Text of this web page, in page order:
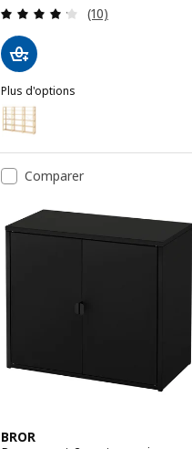
Révision: 4.2
(10)
Plus d'options
HEJNE
Option : HEJNE, 3 sections/
Comparer
BROR